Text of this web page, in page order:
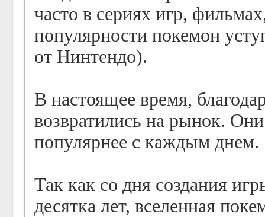
часто в сериях игр,
популярности покемон
от Нинтендо).
В настоящее время,
возвратились на рынок.
популярнее с каждым днем.
Так как со дня создания
десятка лет, вселенная